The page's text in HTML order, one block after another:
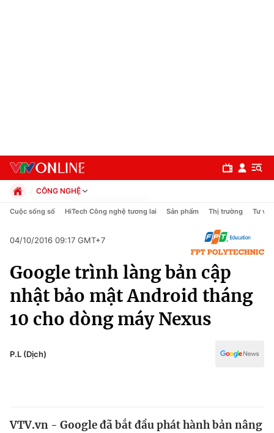
Chính trị
Xã hội
Pháp luật
Thế giới
CÔNG NGHỆ
Chính trị
Pháp luật
Thể thao
Truyền hình
Văn hóa - Giải trí
Y tế
Công nghệ
Cuộc sống số HiTech Công nghệ tương lai Sản phẩm Thị trường Tư vấn
04/10/2016 09:17 GMT+7
Google trình làng bản cập
nhật bảo mật Android tháng
10 cho dòng máy Nexus
P.L (Dịch)
VTV.vn - Google đã bắt đầu phát hành bản nâng